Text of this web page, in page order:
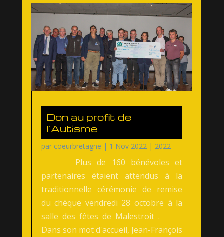
Don au profit de
l’Autisme
par coeurbretagne | 1 Nov 2022| 2022
Plus de 160 bénévoles et
partenaires étaient attendus à la
traditionnelle cérémonie de remise
du chèque vendredi 28 octobre à la
salle des fêtes de Malestroit .
Dans son mot d'accueil, Jean-François